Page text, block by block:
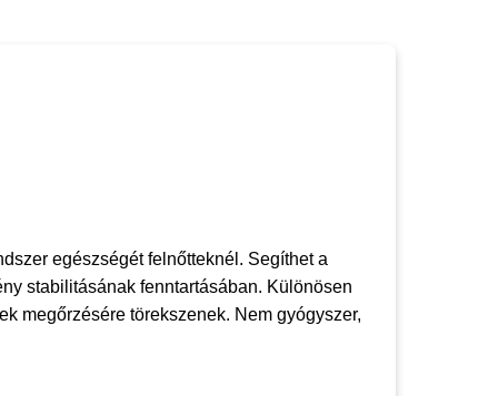
egészségét felnőtteknél. Segíthet a
stabilitásának fenntartásában. Különösen
megőrzésére törekszenek. Nem gyógyszer,